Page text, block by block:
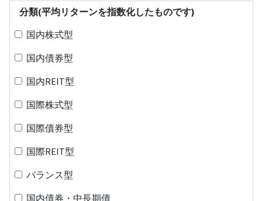
分類(平均リターンを指数化したものです)
国内株式型
国内債券型
国内REIT型
国際株式型
国際債券型
国際REIT型
バランス型
国内債券・中長期債